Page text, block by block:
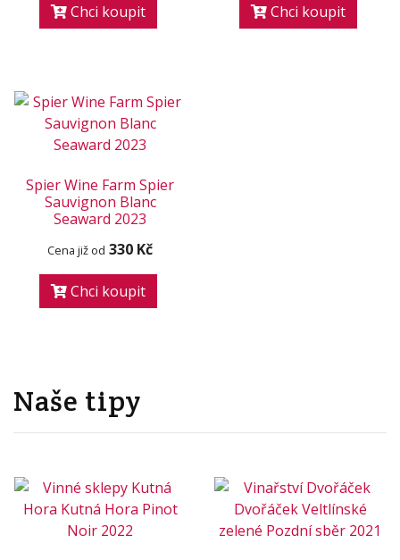
Chci koupit Chci koupit
Spier Wine Farm Spier
Sauvignon Blanc
Seaward 2023
Cena již od 330 Kč
Chci koupit
Naše tipy